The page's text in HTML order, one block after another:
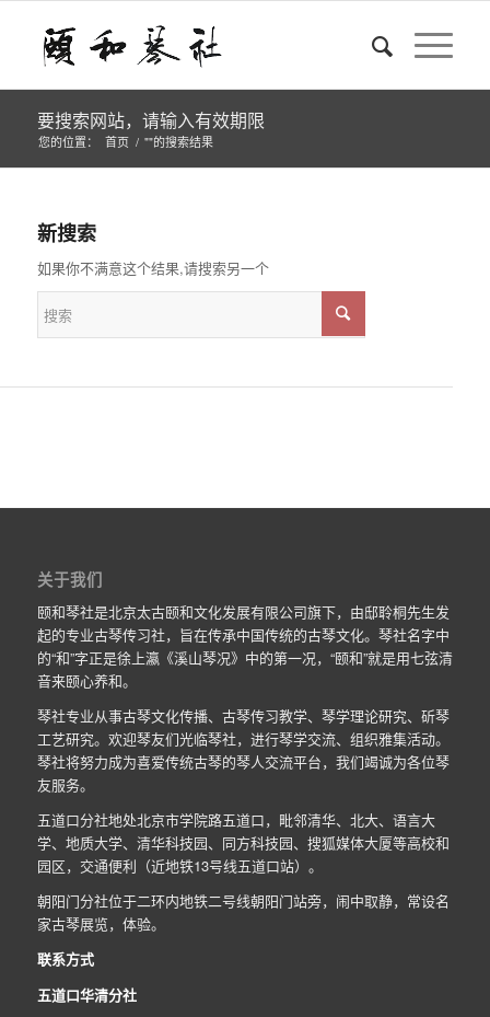
要搜索网站，请输入有效期限
您的位置： 首页 / ""的搜索结果
新搜索
如果你不满意这个结果,请搜索另一个
关于我们
颐和琴社是北京太古颐和文化发展有限公司旗下，由邸聆桐先生发
起的专业古琴传习社，旨在传承中国传统的古琴文化。琴社名字中
的“和”字正是徐上瀛《溪山琴况》中的第一况，“颐和”就是用七弦清
音来颐心养和。
琴社专业从事古琴文化传播、古琴传习教学、琴学理论研究、斫琴
工艺研究。欢迎琴友们光临琴社，进行琴学交流、组织雅集活动。
琴社将努力成为喜爱传统古琴的琴人交流平台，我们竭诚为各位琴
友服务。
五道口分社地处北京市学院路五道口，毗邻清华、北大、语言大
学、地质大学、清华科技园、同方科技园、搜狐媒体大厦等高校和
园区，交通便利（近地铁13号线五道口站）。
朝阳门分社位于二环内地铁二号线朝阳门站旁，闹中取静，常设名
家古琴展览，体验。
联系方式
五道口华清分社